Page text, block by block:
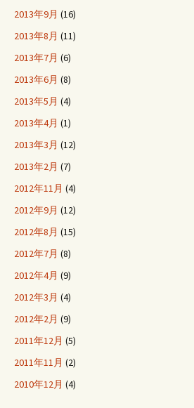
2013年9月 (16)
2013年8月 (11)
2013年7月 (6)
2013年6月 (8)
2013年5月 (4)
2013年4月 (1)
2013年3月 (12)
2013年2月 (7)
2012年11月 (4)
2012年9月 (12)
2012年8月 (15)
2012年7月 (8)
2012年4月 (9)
2012年3月 (4)
2012年2月 (9)
2011年12月 (5)
2011年11月 (2)
2010年12月 (4)